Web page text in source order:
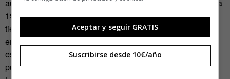
autolimitado a grabaciones de dominio público, anteriores a
1956, por prudencia con las entidades de gestión. Pero
tiene un océano de vinilo pendiente de digitalizar que
enmendaría la escasez de música culta contemporánea
española en internet y daría acceso a un fondo que solo se
puede consumir presentándose en la capital.
Aceptar y seguir GRATIS
Suscribirse desde 10€/año